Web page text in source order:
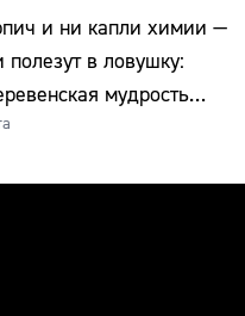
и ни капли химии —
в ловушку:
мудрость